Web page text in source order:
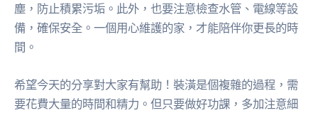
塵，防止積累污垢。此外，也要注意檢查水管、電線等設
備，確保安全。一個用心維護的家，才能陪伴你更長的時
間。
希望今天的分享對大家有幫助！裝潢是個複雜的過程，需
要花費大量的時間和精力。但只要做好功課，多加注意細